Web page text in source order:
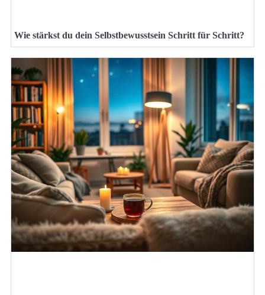
Wie stärkst du dein Selbstbewusstsein Schritt für Schritt?